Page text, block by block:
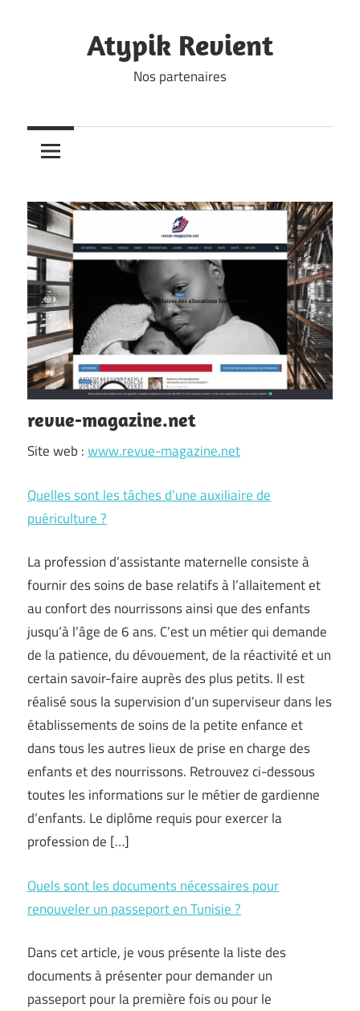
Atypik Revient
Nos partenaires
revue-magazine.net
Site web :www.revue-magazine.net
Quelles sont les tâches d’une auxiliaire de
puériculture ?
La profession d’assistante maternelle consiste à
fournir des soins de base relatifs à l’allaitement et
au confort des nourrissons ainsi que des enfants
jusqu’à l’âge de 6 ans. C’est un métier qui demande
de la patience, du dévouement, de la réactivité et un
certain savoir-faire auprès des plus petits. Il est
réalisé sous la supervision d’un superviseur dans les
établissements de soins de la petite enfance et
dans tous les autres lieux de prise en charge des
enfants et des nourrissons. Retrouvez ci-dessous
toutes les informations sur le métier de gardienne
d’enfants. Le diplôme requis pour exercer la
profession de […]
Quels sont les documents nécessaires pour
renouveler un passeport en Tunisie ?
Dans cet article, je vous présente la liste des
documents à présenter pour demander un
passeport pour la première fois ou pour le